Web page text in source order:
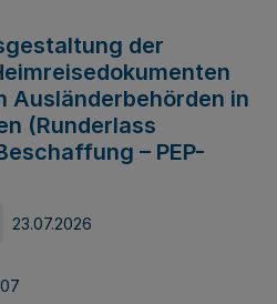
der
Ausländerbehörden in
(Runderlass
– PEP-
23.07.2026